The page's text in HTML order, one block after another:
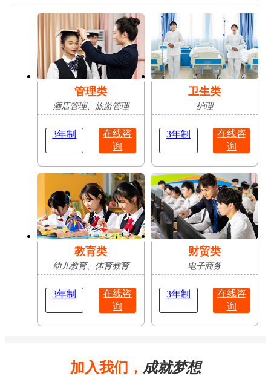
管理类
酒店管理、旅游管理
3年制
在线咨
询
卫生类
护理
3年制
在线咨
询
教育类
幼儿教育、体育教育
3年制
在线咨
询
财贸类
电子商务
3年制
在线咨
询
加入我们， 成就梦想